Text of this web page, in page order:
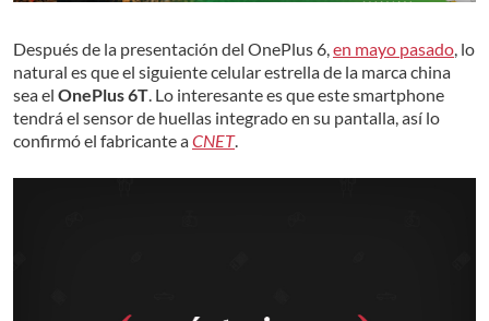
Después de la presentación del OnePlus 6, en mayo pasado , lo
natural es que el siguiente celular estrella de la marca china
sea el OnePlus 6T . Lo interesante es que este smartphone
tendrá el sensor de huellas integrado en su pantalla, así lo
confirmó el fabricante aCNET.